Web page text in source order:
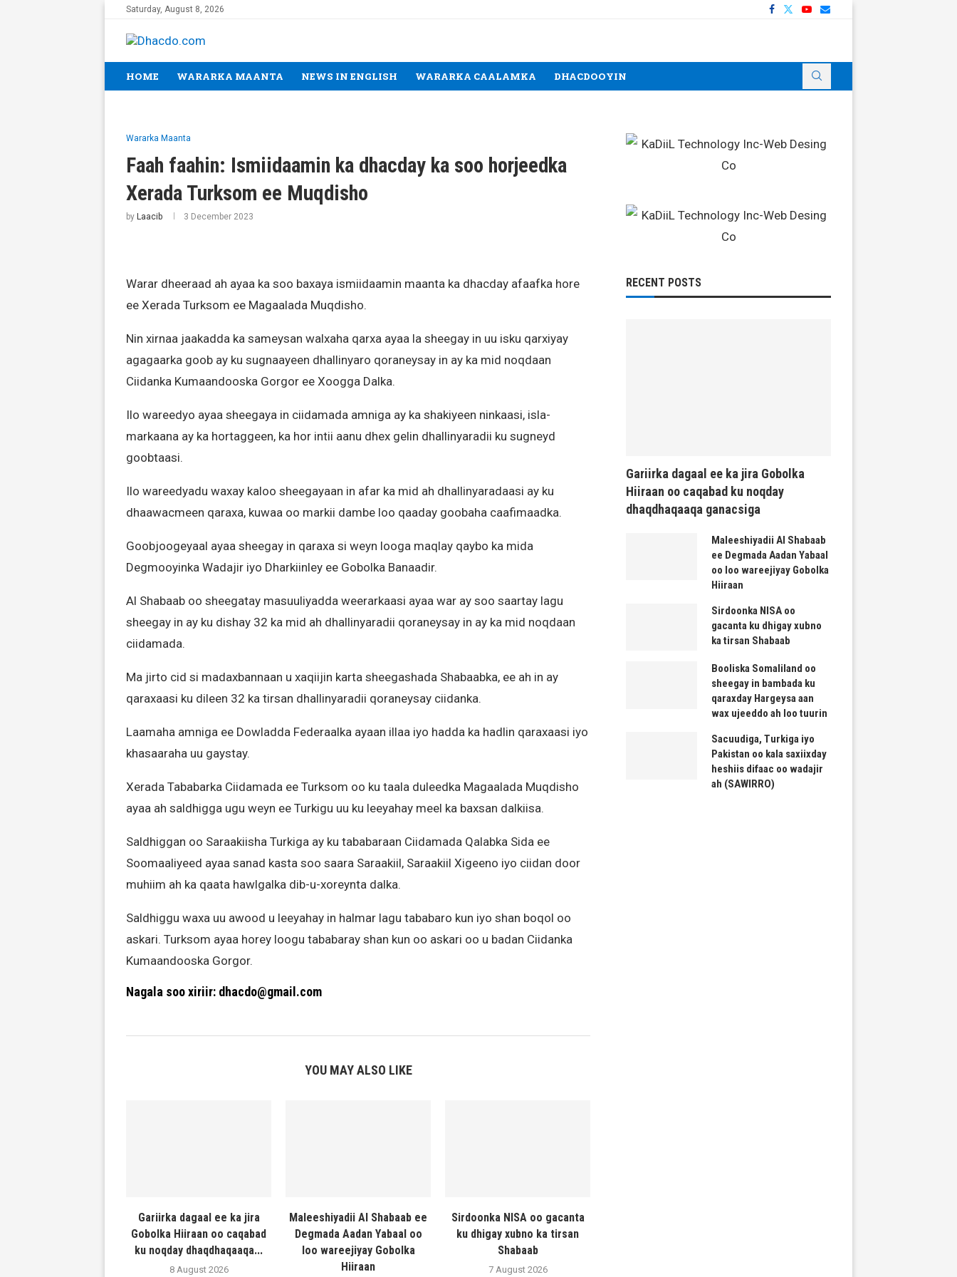
Saturday, August 8, 2026
HOME WARARKA MAANTA NEWS IN ENGLISH WARARKA CAALAMKA DHACDOOYIN
Wararka Maanta
Faah faahin: Ismiidaamin ka dhacday ka soo horjeedka
Xerada Turksom ee Muqdisho
by Laacib 3 December 2023
Warar dheeraad ah ayaa ka soo baxaya ismiidaamin maanta ka dhacday afaafka hore
ee Xerada Turksom ee Magaalada Muqdisho.
Nin xirnaa jaakadda ka sameysan walxaha qarxa ayaa la sheegay in uu isku qarxiyay
agagaarka goob ay ku sugnaayeen dhallinyaro qoraneysay in ay ka mid noqdaan
Ciidanka Kumaandooska Gorgor ee Xoogga Dalka.
Ilo wareedyo ayaa sheegaya in ciidamada amniga ay ka shakiyeen ninkaasi, isla-
markaana ay ka hortaggeen, ka hor intii aanu dhex gelin dhallinyaradii ku sugneyd
goobtaasi.
Ilo wareedyadu waxay kaloo sheegayaan in afar ka mid ah dhallinyaradaasi ay ku
dhaawacmeen qaraxa, kuwaa oo markii dambe loo qaaday goobaha caafimaadka.
Goobjoogeyaal ayaa sheegay in qaraxa si weyn looga maqlay qaybo ka mida
Degmooyinka Wadajir iyo Dharkiinley ee Gobolka Banaadir.
Al Shabaab oo sheegatay masuuliyadda weerarkaasi ayaa war ay soo saartay lagu
sheegay in ay ku dishay 32 ka mid ah dhallinyaradii qoraneysay in ay ka mid noqdaan
ciidamada.
Ma jirto cid si madaxbannaan u xaqiijin karta sheegashada Shabaabka, ee ah in ay
qaraxaasi ku dileen 32 ka tirsan dhallinyaradii qoraneysay ciidanka.
Laamaha amniga ee Dowladda Federaalka ayaan illaa iyo hadda ka hadlin qaraxaasi iyo
khasaaraha uu gaystay.
Xerada Tababarka Ciidamada ee Turksom oo ku taala duleedka Magaalada Muqdisho
ayaa ah saldhigga ugu weyn ee Turkigu uu ku leeyahay meel ka baxsan dalkiisa.
Saldhiggan oo Saraakiisha Turkiga ay ku tababaraan Ciidamada Qalabka Sida ee
Soomaaliyeed ayaa sanad kasta soo saara Saraakiil, Saraakiil Xigeeno iyo ciidan door
muhiim ah ka qaata hawlgalka dib-u-xoreynta dalka.
Saldhiggu waxa uu awood u leeyahay in halmar lagu tababaro kun iyo shan boqol oo
askari. Turksom ayaa horey loogu tababaray shan kun oo askari oo u badan Ciidanka
Kumaandooska Gorgor.
Nagala soo xiriir: dhacdo@gmail.com
YOU MAY ALSO LIKE
Gariirka dagaal ee ka jira
Gobolka Hiiraan oo caqabad
ku noqday dhaqdhaqaaqa...
8 August 2026
Maleeshiyadii Al Shabaab ee
Degmada Aadan Yabaal oo
loo wareejiyay Gobolka
Hiiraan
Sirdoonka NISA oo gacanta
ku dhigay xubno ka tirsan
Shabaab
7 August 2026
RECENT POSTS
Gariirka dagaal ee ka jira Gobolka
Hiiraan oo caqabad ku noqday
dhaqdhaqaaqa ganacsiga
Maleeshiyadii Al Shabaab
ee Degmada Aadan Yabaal
oo loo wareejiyay Gobolka
Hiiraan
Sirdoonka NISA oo
gacanta ku dhigay xubno
ka tirsan Shabaab
Booliska Somaliland oo
sheegay in bambada ku
qaraxday Hargeysa aan
wax ujeeddo ah loo tuurin
Sacuudiga, Turkiga iyo
Pakistan oo kala saxiixday
heshiis difaac oo wadajir
ah (SAWIRRO)